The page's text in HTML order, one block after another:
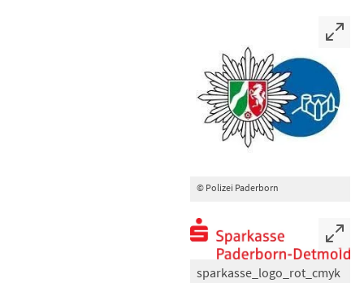
© Polizei Paderborn
sparkasse_logo_rot_cmyk